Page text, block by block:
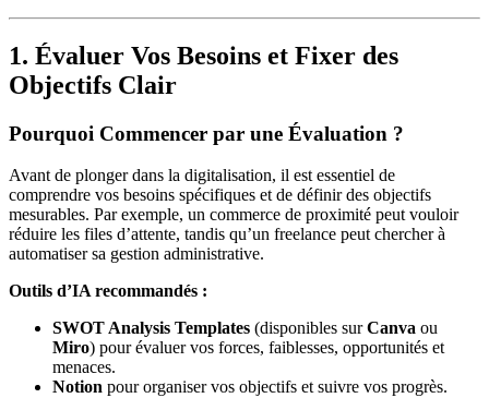
1. Évaluer Vos Besoins et Fixer des
Objectifs Clair
Pourquoi Commencer par une Évaluation ?
Avant de plonger dans la digitalisation, il est essentiel de
comprendre vos besoins spécifiques et de définir des objectifs
mesurables. Par exemple, un commerce de proximité peut vouloir
réduire les files d’attente, tandis qu’un freelance peut chercher à
automatiser sa gestion administrative.
Outils d’IA recommandés :
SWOT Analysis Templates (disponibles surCanva ou
Miro) pour évaluer vos forces, faiblesses, opportunités et
menaces.
Notion pour organiser vos objectifs et suivre vos progrès.